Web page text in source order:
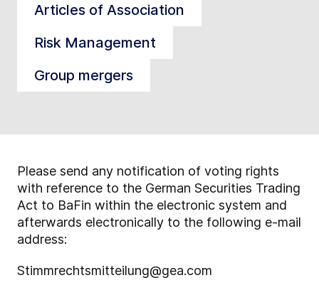
Articles of Association
Risk Management
Group mergers
Please send any notification of voting rights
with reference to the German Securities Trading
Act to BaFin within the electronic system and
afterwards electronically to the following e-mail
address:
Stimmrechtsmitteilung@gea.com